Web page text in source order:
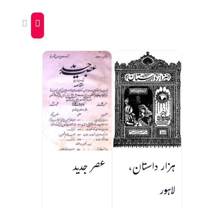
ہزار داستان،
لاہور
عصر جدید